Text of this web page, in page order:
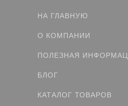
НА ГЛАВНУЮ
О КОМПАНИИ
ПОЛЕЗНАЯ
БЛОГ
КАТАЛОГ ТОВАРОВ